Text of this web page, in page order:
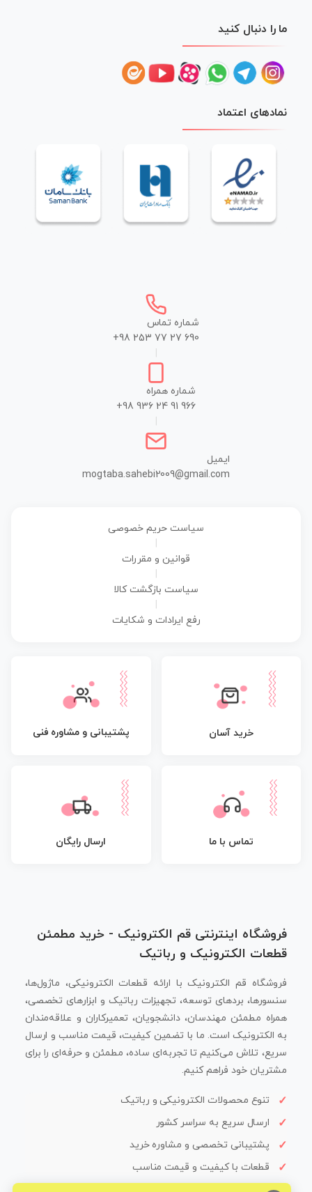
ما را دنبال کنید
نمادهای اعتماد
شماره تماس
+98 253 77 27 690
شماره همراه
+98 936 24 91 966
ایمیل
mogtaba.sahebi2009@gmail.com
سیاست حریم خصوصی
قوانین و مقررات
سیاست بازگشت کالا
رفع ایرادات و شکایات
خرید آسان پشتیبانی و مشاوره فنی
تماس با ما ارسال رایگان
فروشگاه اینترنتی قم الکترونیک - خرید مطمئن
قطعات الکترونیک و رباتیک
فروشگاه قم الکترونیک با ارائه قطعات الکترونیکی، ماژول‌ها،
سنسورها، بردهای توسعه، تجهیزات رباتیک و ابزارهای تخصصی،
همراه مطمئن مهندسان، دانشجویان، تعمیرکاران و علاقه‌مندان
به الکترونیک است. ما با تضمین کیفیت، قیمت مناسب و ارسال
سریع، تلاش می‌کنیم تا تجربه‌ای ساده، مطمئن و حرفه‌ای را برای
مشتریان خود فراهم کنیم.
تنوع محصولات الکترونیکی و رباتیک
ارسال سریع به سراسر کشور
پشتیبانی تخصصی و مشاوره خرید
قطعات با کیفیت و قیمت مناسب